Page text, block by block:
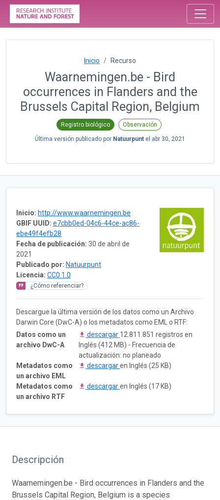
Inicio Recurso
Waarnemingen.be - Bird
occurrences in Flanders and the
Brussels Capital Region, Belgium
Registro biológico Observación
Última versión publicado por Natuurpunt el abr 30, 2021
Inicio: http://www.waarnemingen.be
GBIF UUID: e7cbb0ed-04c6-44ce-ac86-
ebe49f4efb28
Fecha de publicación: 30 de abril de
2021
Publicado por: Natuurpunt
Licencia: CC0 1.0
¿Cómo referenciar?
Descargue la última versión de los datos como un Archivo
Darwin Core (DwC-A) o los metadatos como EML o RTF:
Datos como un
archivo DwC-A
descargar 12.811.851 registros en
Inglés (412 MB) - Frecuencia de
actualización: no planeado
Metadatos como
un archivo EML
descargaren Inglés (25 KB)
Metadatos como
un archivo RTF
descargaren Inglés (17 KB)
Descripción
Waarnemingen.be - Bird occurrences in Flanders and the
Brussels Capital Region, Belgium is a species